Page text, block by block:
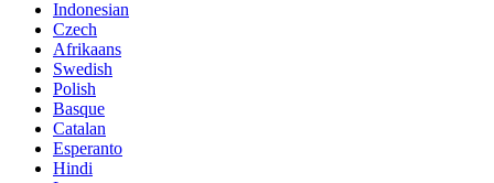
Indonesian
Czech
Afrikaans
Swedish
Polish
Basque
Catalan
Esperanto
Hindi